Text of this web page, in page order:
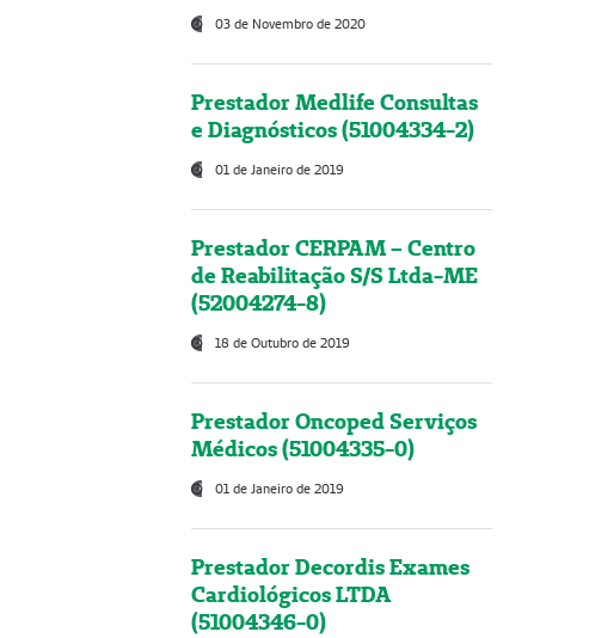
03 de Novembro de 2020
Prestador Medlife Consultas
e Diagnósticos (51004334-2)
01 de Janeiro de 2019
Prestador CERPAM – Centro
de Reabilitação S/S Ltda-ME
(52004274-8)
18 de Outubro de 2019
Prestador Oncoped Serviços
Médicos (51004335-0)
01 de Janeiro de 2019
Prestador Decordis Exames
Cardiológicos LTDA
(51004346-0)